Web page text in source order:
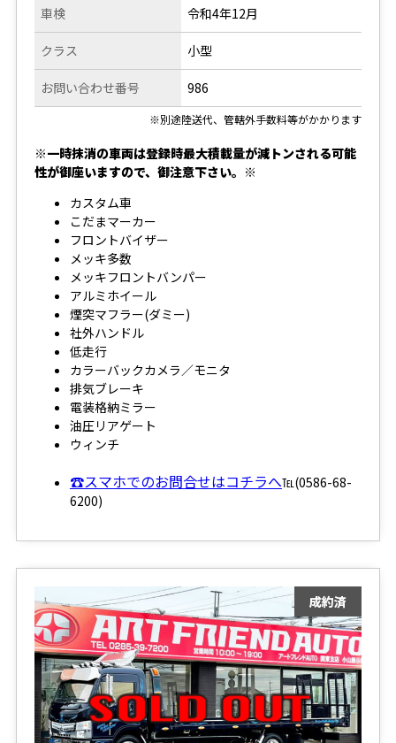
車検
クラス
お問い合わせ番号
令和4年12月
小型
986
※別途陸送代、管轄外手数料等がかかります
※一時抹消の車両は登録時最大積載量が減トンされる可能
性が御座いますので、御注意下さい。※
カスタム車
こだまマーカー
フロントバイザー
メッキ多数
メッキフロントバンパー
アルミホイール
煙突マフラー(ダミー)
社外ハンドル
低走行
カラーバックカメラ／モニタ
排気ブレーキ
電装格納ミラー
油圧リアゲート
ウィンチ
☎スマホでのお問合せはコチラへ℡(0586-68-
6200)